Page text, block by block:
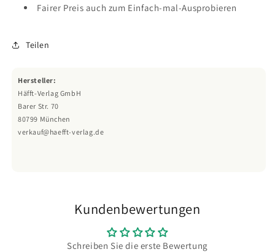
Fairer Preis auch zum Einfach-mal-Ausprobieren
Teilen
Hersteller:
Häfft-Verlag GmbH
Barer Str. 70
80799 München
verkauf@haefft-verlag.de
Kundenbewertungen
Schreiben Sie die erste Bewertung